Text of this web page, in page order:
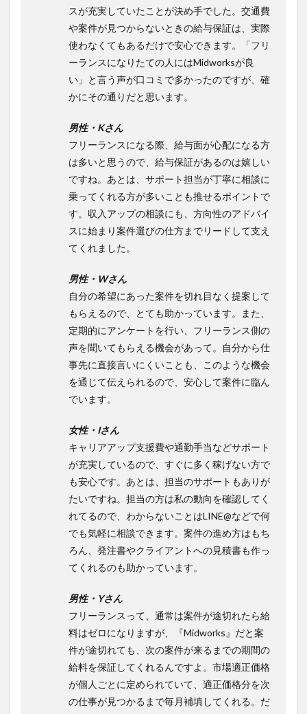
スが充実していたことが決め手でした。交通費
や案件が見つからないときの給与保証は、実際
使わなくてもあるだけで安心できます。「フリ
ーランスになりたての人にはMidworksが良
い」と言う声が口コミで多かったのですが、確
かにその通りだと思います。
男性・Kさん
フリーランスになる際、給与面が心配になる方
は多いと思うので、給与保証があるのは嬉しい
ですね。あとは、サポート担当が丁寧に相談に
乗ってくれる方が多いことも推せるポイントで
す。収入アップの相談にも、方向性のアドバイ
スに始まり案件選びの仕方までリードして支え
てくれました。
男性・Wさん
自分の希望にあった案件を切れ目なく提案して
もらえるので、とても助かっています。また、
定期的にアンケートを行い、フリーランス側の
声を聞いてもらえる機会があって。自分から仕
事先に直接言いにくいことも、このような機会
を通じて伝えられるので、安心して案件に臨ん
でいます。
女性・Iさん
キャリアアップ支援費や通勤手当などサポート
が充実しているので、すぐに多く稼げない方で
も安心です。あとは、担当のサポートもありが
たいですね。担当の方は私の動向を確認してく
れてるので、わからないことはLINE@などで何
でも気軽に相談できます。案件の進め方はもち
ろん、発注書やクライアントへの見積書も作っ
てくれるのも助かっています。
男性・Yさん
フリーランスって、通常は案件が途切れたら給
料はゼロになりますが、『Midworks』だと案
件が途切れても、次の案件が来るまでの期間の
給料を保証してくれるんですよ。市場適正価格
が個人ごとに定められていて、適正価格分を次
の仕事が見つかるまで毎月補填してくれる。だ